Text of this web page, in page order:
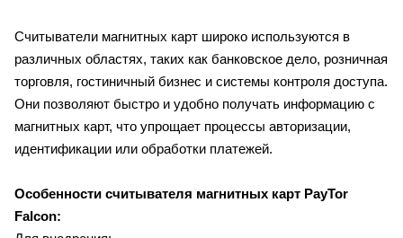
Считыватели магнитных карт широко используются в
различных областях, таких как банковское дело, розничная
торговля, гостиничный бизнес и системы контроля доступа.
Они позволяют быстро и удобно получать информацию с
магнитных карт, что упрощает процессы авторизации,
идентификации или обработки платежей.
Особенности считывателя магнитных карт PayTor
Falcon: